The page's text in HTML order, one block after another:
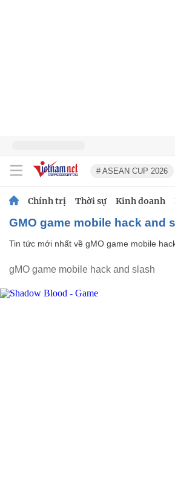
# ASEAN CUP 2026
Chính trị Thời sự Kinh doanh
gMO game mobile hack and
Tin tức mới nhất về gMO game mobile
gMO game mobile hack and slash